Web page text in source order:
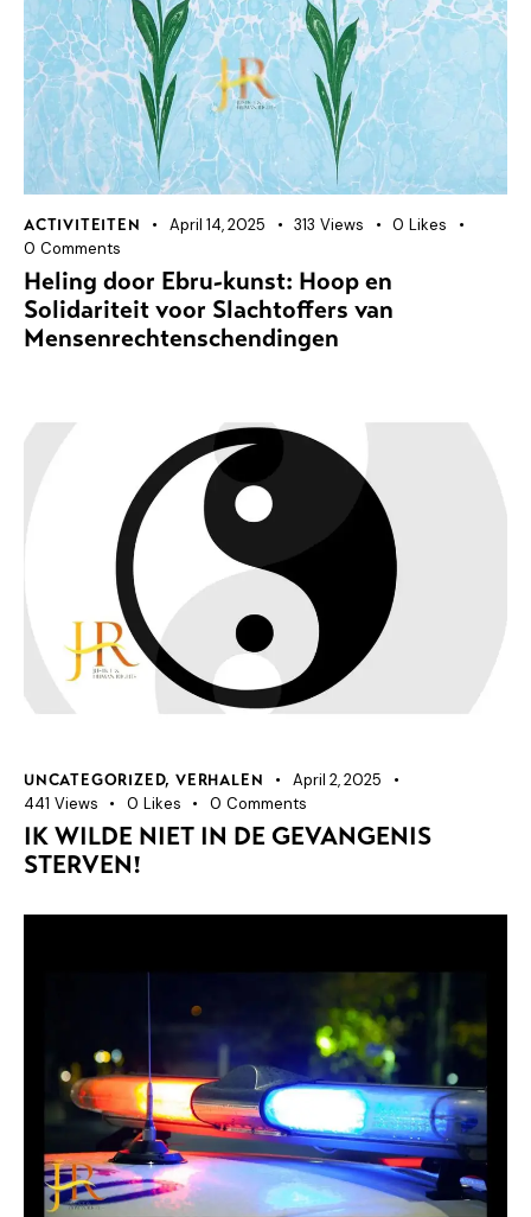
ACTIVITEITEN April 14, 2025 313 Views 0 Likes
0 Comments
Heling door Ebru-kunst: Hoop en
Solidariteit voor Slachtoffers van
Mensenrechtenschendingen
UNCATEGORIZED,VERHALEN
April 2, 2025
441 Views 0 Likes 0 Comments
IK WILDE NIET IN DE GEVANGENIS
STERVEN!